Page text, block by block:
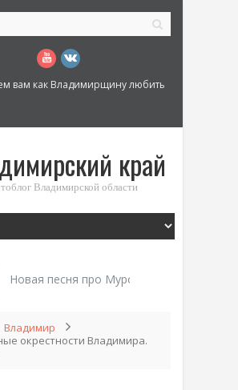
вам как Владимирщину любить
край
Владимирской области
Новая песня про Муром: «Былинный
Владимир
окрестности Владимира.